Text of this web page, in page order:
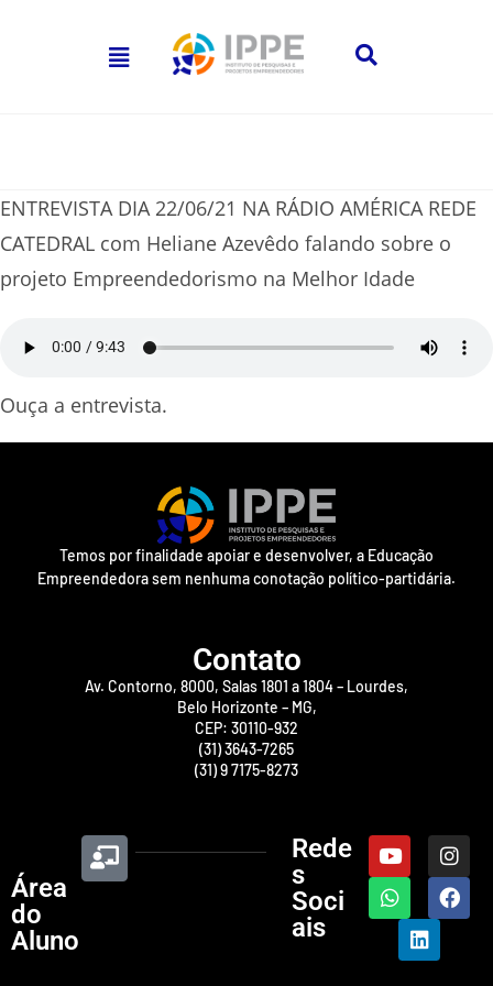
ENTREVISTA DIA 22/06/21 NA RÁDIO AMÉRICA REDE
CATEDRAL com Heliane Azevêdo falando sobre o
projeto Empreendedorismo na Melhor Idade
Ouça a entrevista.
Temos por finalidade apoiar e desenvolver, a Educação
Empreendedora sem nenhuma conotação político-partidária.
Contato
Av. Contorno, 8000, Salas 1801 a 1804 – Lourdes,
Belo Horizonte – MG,
CEP: 30110-932
(31) 3643-7265
(31) 9 7175-8273
Área
do
Aluno
Rede
s
Soci
ais